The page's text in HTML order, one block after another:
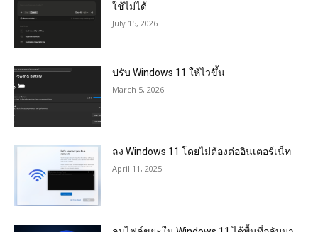
ใช้ไม่ได้
July 15, 2026
ปรับ Windows 11 ให้ไวขึ้น
March 5, 2026
ลง Windows 11 โดยไม่ต้องต่ออินเตอร์เน็ท
April 11, 2025